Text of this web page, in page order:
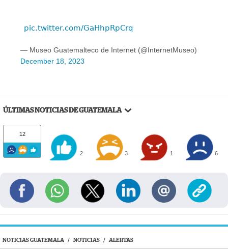
pic.twitter.com/GaHhpRpCrq
— Museo Guatemalteco de Internet (@InternetMuseo)
December 18, 2023
ÚLTIMAS NOTICIAS DE GUATEMALA
12
2 3 1 6
NOTICIAS GUATEMALA / NOTICIAS / ALERTAS